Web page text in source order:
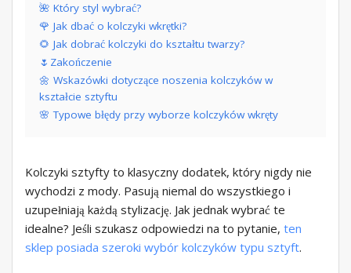
🌺 Który styl wybrać?
🌹 Jak dbać o kolczyki wkrętki?
🌻 Jak dobrać kolczyki do kształtu twarzy?
🌷Zakończenie
🌼 Wskazówki dotyczące noszenia kolczyków w
kształcie sztyftu
🌸 Typowe błędy przy wyborze kolczyków wkręty
Kolczyki sztyfty to klasyczny dodatek, który nigdy nie
wychodzi z mody. Pasują niemal do wszystkiego i
uzupełniają każdą stylizację. Jak jednak wybrać te
idealne? Jeśli szukasz odpowiedzi na to pytanie, ten
sklep posiada szeroki wybór kolczyków typu sztyft.